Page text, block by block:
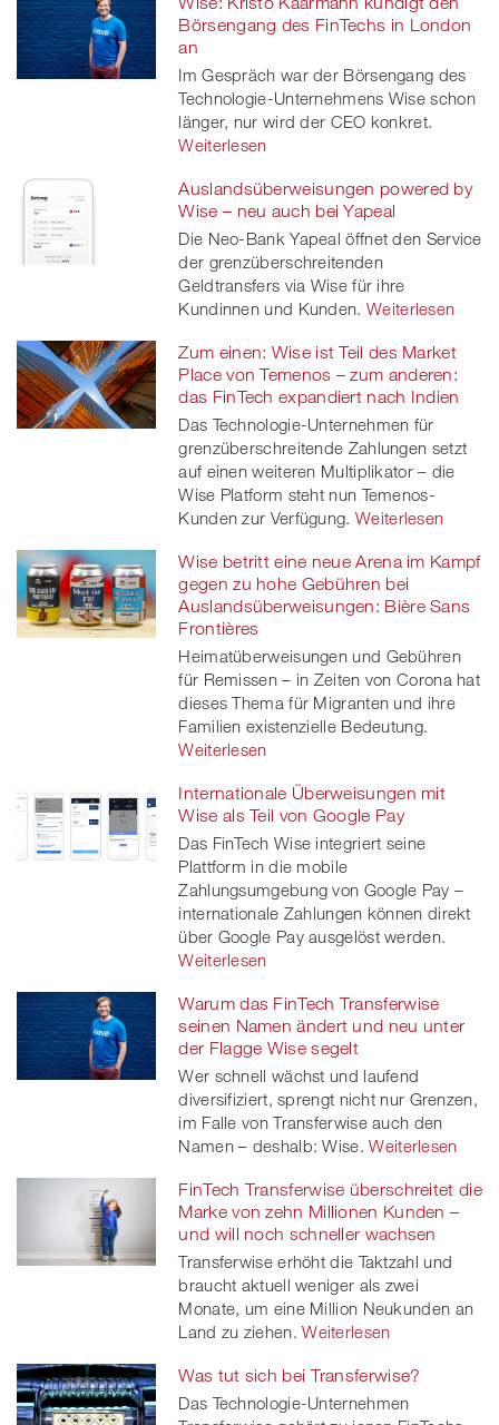
Börsengang des FinTechs in London
an
Im Gespräch war der Börsengang des
Technologie-Unternehmens Wise schon
länger, nur wird der CEO konkret.
Weiterlesen
Auslandsüberweisungen powered by
Wise – neu auch bei Yapeal
Die Neo-Bank Yapeal öffnet den Service
der grenzüberschreitenden
Geldtransfers via Wise für ihre
Kundinnen und Kunden. Weiterlesen
Zum einen: Wise ist Teil des Market
Place von Temenos – zum anderen:
das FinTech expandiert nach Indien
Das Technologie-Unternehmen für
grenzüberschreitende Zahlungen setzt
auf einen weiteren Multiplikator – die
Wise Platform steht nun Temenos-
Kunden zur Verfügung. Weiterlesen
Wise betritt eine neue Arena im Kampf
gegen zu hohe Gebühren bei
Auslandsüberweisungen: Bière Sans
Frontières
Heimatüberweisungen und Gebühren
für Remissen – in Zeiten von Corona hat
dieses Thema für Migranten und ihre
Familien existenzielle Bedeutung.
Weiterlesen
Internationale Überweisungen mit
Wise als Teil von Google Pay
Das FinTech Wise integriert seine
Plattform in die mobile
Zahlungsumgebung von Google Pay –
internationale Zahlungen können direkt
über Google Pay ausgelöst werden.
Weiterlesen
Warum das FinTech Transferwise
seinen Namen ändert und neu unter
der Flagge Wise segelt
Wer schnell wächst und laufend
diversifiziert, sprengt nicht nur Grenzen,
im Falle von Transferwise auch den
Namen – deshalb: Wise. Weiterlesen
FinTech Transferwise überschreitet die
Marke von zehn Millionen Kunden –
und will noch schneller wachsen
Transferwise erhöht die Taktzahl und
braucht aktuell weniger als zwei
Monate, um eine Million Neukunden an
Land zu ziehen. Weiterlesen
Was tut sich bei Transferwise?
Das Technologie-Unternehmen